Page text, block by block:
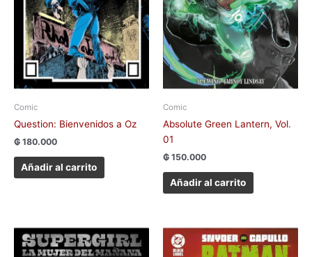
Comic
Question: Bienvenidos a Oz
₲ 180.000
Añadir al carrito
Comic
Absolute Green Lantern, Vol.
01
₲ 150.000
Añadir al carrito